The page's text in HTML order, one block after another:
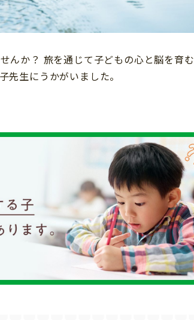
んか？ 旅を通じて子どもの心と脳を育む
先生にうかがいました。